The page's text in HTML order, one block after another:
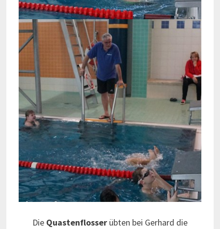
Die Quastenflosserübten bei Gerhard die